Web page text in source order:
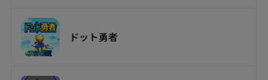
ドット勇者